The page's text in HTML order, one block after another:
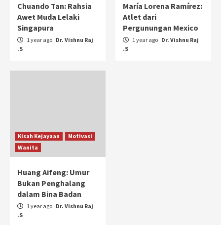
Chuando Tan: Rahsia
Awet Muda Lelaki
Singapura
1 year ago Dr. Vishnu Raj
.S
María Lorena Ramírez:
Atlet dari
Pergunungan Mexico
1 year ago Dr. Vishnu Raj
.S
Kisah Kejayaan
Motivasi
Wanita
Huang Aifeng: Umur
Bukan Penghalang
dalam Bina Badan
1 year ago Dr. Vishnu Raj
.S